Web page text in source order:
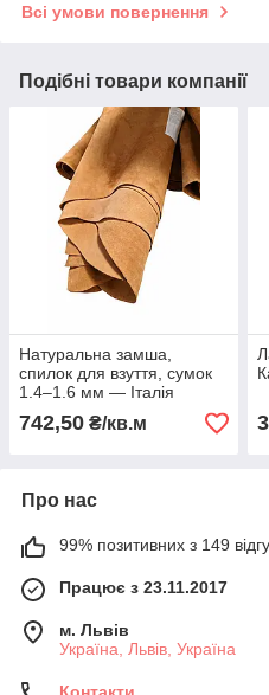
Всі умови повернення
Подібні товари компанії
Натуральна замша,
спилок для взуття, сумок
1.4–1.6 мм — Італія
Gruppo Mastrotto
742,50 ₴/кв.м
Про нас
99% позитивних з 149
Працює з 23.11.2017
м. Львів
Україна, Львів, Україна